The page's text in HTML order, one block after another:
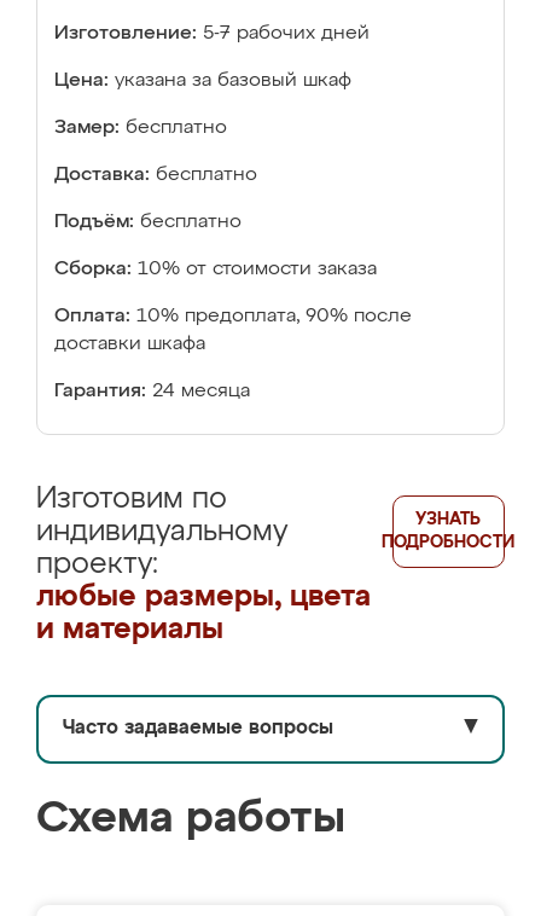
Изготовление: 5-7 рабочих дней
Цена: указана за базовый шкаф
Замер: бесплатно
Доставка: бесплатно
Подъём: бесплатно
Сборка: 10% от стоимости заказа
Оплата: 10% предоплата, 90% после
доставки шкафа
Гарантия: 24 месяца
Изготовим по
индивидуальному
проекту:
любые размеры, цвета
и материалы
УЗНАТЬ
ПОДРОБНОСТИ
Часто задаваемые вопросы ▼
Схема работы